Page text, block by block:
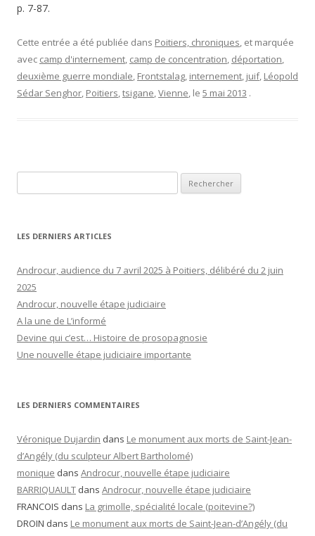
p. 7-87.
Cette entrée a été publiée dans Poitiers, chroniques, et marquée
avec camp d'internement, camp de concentration, déportation,
deuxième guerre mondiale, Frontstalag, internement, juif, Léopold
Sédar Senghor, Poitiers,tsigane,Vienne, le 5 mai 2013 .
LES DERNIERS ARTICLES
Androcur, audience du 7 avril 2025 à Poitiers, délibéré du 2 juin
2025
Androcur, nouvelle étape judiciaire
A la une de L’informé
Devine qui c’est… Histoire de prosopagnosie
Une nouvelle étape judiciaire importante
LES DERNIERS COMMENTAIRES
Véronique Dujardin dans Le monument aux morts de Saint-Jean-
d’Angély (du sculpteur Albert Bartholomé)
monique dans Androcur, nouvelle étape judiciaire
BARRIQUAULT dans Androcur, nouvelle étape judiciaire
FRANCOIS dans La grimolle, spécialité locale (poitevine?)
DROIN dans Le monument aux morts de Saint-Jean-d’Angély (du